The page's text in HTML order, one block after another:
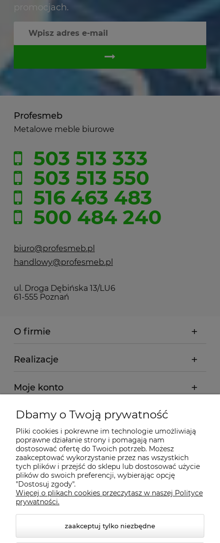
promocjach.
Profesmeb
Metalowe meble biurowe
503 513 333
503 513 550
516 463 483
500 484 240
biuro@profesmeb.pl
handlowy@profesmeb.pl
ul. Droga Dębińska 13/LU6
61-555 Poznań
O firmie
Realizacje
Moje konto
Regulamin
Dostawa - realizacja
Gwarancja i zwroty
Pomoc
Dbamy o Twoją prywatność
Pliki cookies i pokrewne im technologie umożliwiają
poprawne działanie strony i pomagają nam
dostosować ofertę do Twoich potrzeb. Możesz
zaakceptować wykorzystanie przez nas wszystkich
tych plików i przejść do sklepu lub dostosować użycie
plików do swoich preferencji, wybierając opcję
"Dostosuj zgody".
Więcej o plikach cookies przeczytasz w naszej Polityce
prywatności.
zaakceptuj tylko niezbędne